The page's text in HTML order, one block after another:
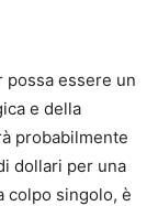
possa essere un
e della
probabilmente
dollari per una
colpo singolo, è